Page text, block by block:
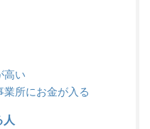
高い
所にお金が入る
人